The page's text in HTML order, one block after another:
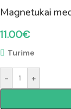
Magnetukai
11.00€
Turime
- +